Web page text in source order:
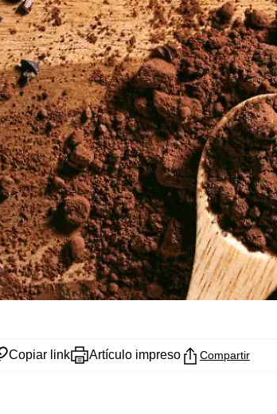
Copiar link Artículo impreso Compartir